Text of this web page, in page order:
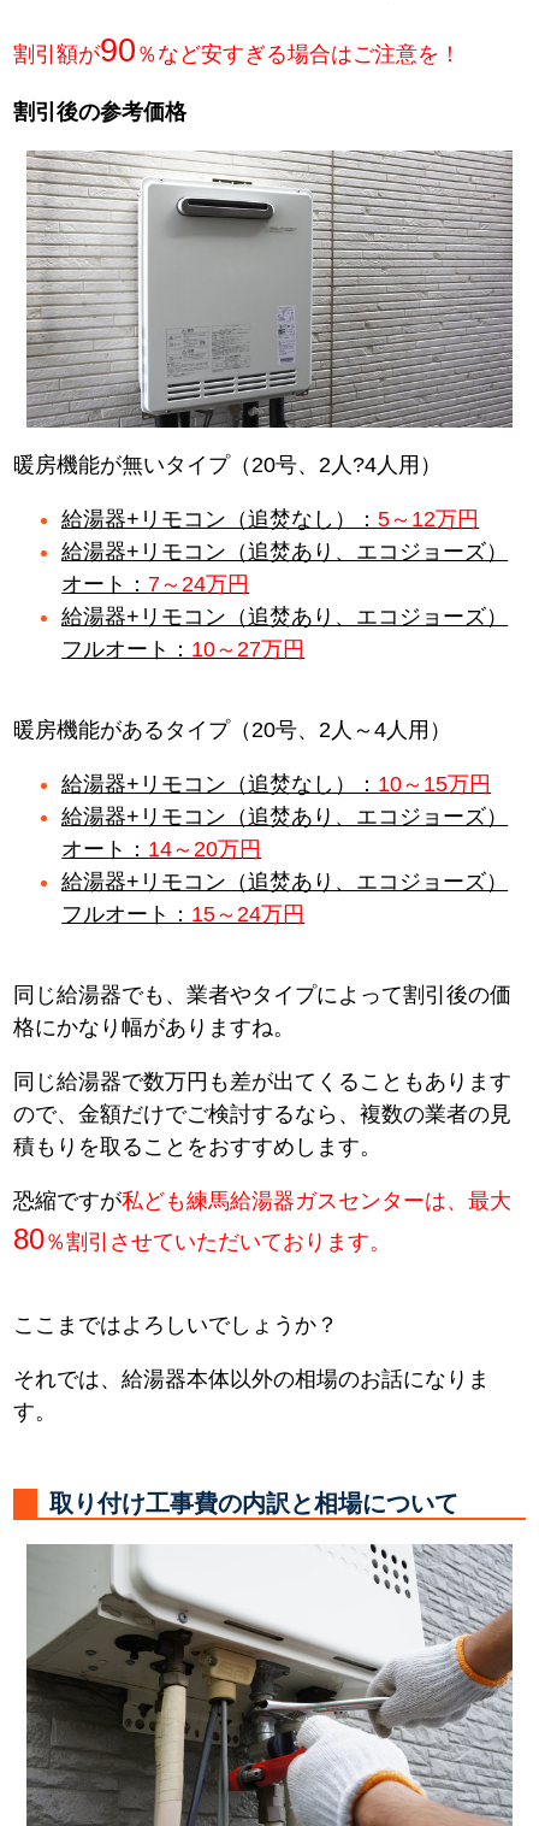
割引額が90 ％など安すぎる場合はご注意を！
割引後の参考価格
暖房機能が無いタイプ（20号、2人?4人用）
給湯器+リモコン（追焚なし）：5～12万円
給湯器+リモコン（追焚あり、エコジョーズ）
オート： 7～24万円
給湯器+リモコン（追焚あり、エコジョーズ）
フルオート： 10～27万円
暖房機能があるタイプ（20号、2人～4人用）
給湯器+リモコン（追焚なし）： 10～15万円
給湯器+リモコン（追焚あり、エコジョーズ）
オート： 14～20万円
給湯器+リモコン（追焚あり、エコジョーズ）
フルオート： 15～24万円
同じ給湯器でも、業者やタイプによって割引後の価
格にかなり幅がありますね。
同じ給湯器で数万円も差が出てくることもあります
ので、金額だけでご検討するなら、複数の業者の見
積もりを取ることをおすすめします。
恐縮ですが私ども練馬給湯器ガスセンターは、最大
80％割引させていただいております。
ここまではよろしいでしょうか？
それでは、給湯器本体以外の相場のお話になりま
す。
取り付け工事費の内訳と相場について